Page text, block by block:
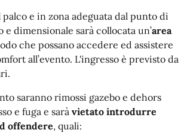
e in zona adeguata dal punto di
e dimensionale sarà collocata un’area
che possano accedere ed assistere
all’evento. L'ingresso è previsto da
saranno rimossi gazebo e dehors
e fuga e sarà vietato introdurre
offendere, quali: